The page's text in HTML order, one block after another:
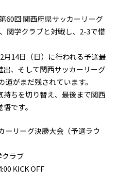
60回 関西府県サッカーリーグ
関学クラブと対戦し、2-3で惜
14日（日）に行われる予選最
、そして関西サッカーリーグ
がまだ残されています。
ちを切り替え、最後まで関西
です。
ーリーグ決勝大会（予選ラウ
クラブ
KICK OFF